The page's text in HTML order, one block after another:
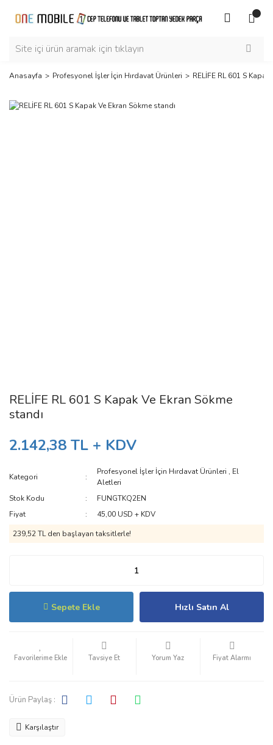
Anasayfa Profesyonel İşler İçin Hırdavat Ürünleri RELİFE RL 601 S
RELİFE RL 601 S Kapak Ve Ekran Sökme
standı
2.142,38 TL + KDV
Kategori
Profesyonel İşler İçin Hırdavat Ürünleri , El
Aletleri
Stok Kodu
FUNGTKQ2EN
Fiyat
45,00 USD + KDV
239,52 TL den başlayan taksitlerle!
Sepete Ekle Hızlı Satın Al
Tavsiye Et Yorum Yaz Fiyat Alarmı
Ürün Paylaş :
Karşılaştır